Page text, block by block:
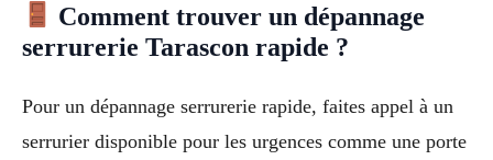
Comment trouver un dépannage
serrurerie Tarascon rapide ?
Pour un dépannage serrurerie rapide, faites appel à un
serrurier disponible pour les urgences comme une porte